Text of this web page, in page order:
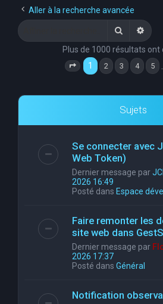
Aller à la recherche avancée
Rechercher
Plus de 1000 résultats ont
Page 1 sur40
1 2 3 4 5
Sujets
Se connecter avec
Web Token)
Dernier message par
2026 16:49
Posté dans Espace
Faire remonter les
site web dans
Dernier message par
2026 17:37
Posté dans Général
Notification